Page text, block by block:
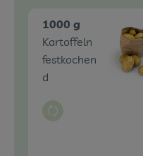
1000 g
Kartoffeln
festkochen
d
Auswahl ändern